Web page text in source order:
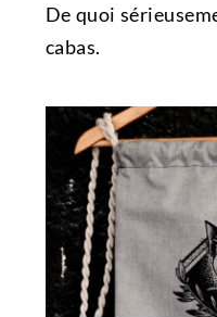
De quoi
cabas.